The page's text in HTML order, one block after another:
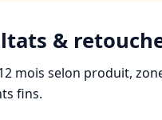
&
mois selon produit,
fins.